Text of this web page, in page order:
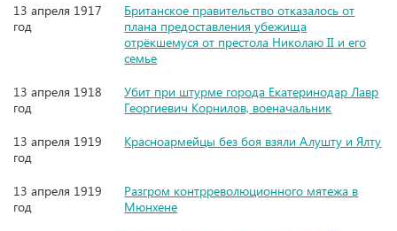
13 апреля 1917
год
Британское правительство отказалось от
плана предоставления убежища
отрёкшемуся от престола Николаю II и его
семье
13 апреля 1918
год
Убит при штурме города Екатеринодар Лавр
Георгиевич Корнилов, военачальник
13 апреля 1919
год
Красноармейцы без боя взяли Алушту и Ялту
13 апреля 1919
год
Разгром контрреволюционного мятежа в
Мюнхене